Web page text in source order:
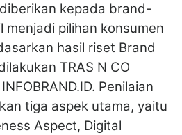
kepada brand-
pilihan konsumen
hasil riset Brand
TRAS N CO
Penilaian
tiga aspek utama, yaitu
Aspect, Digital